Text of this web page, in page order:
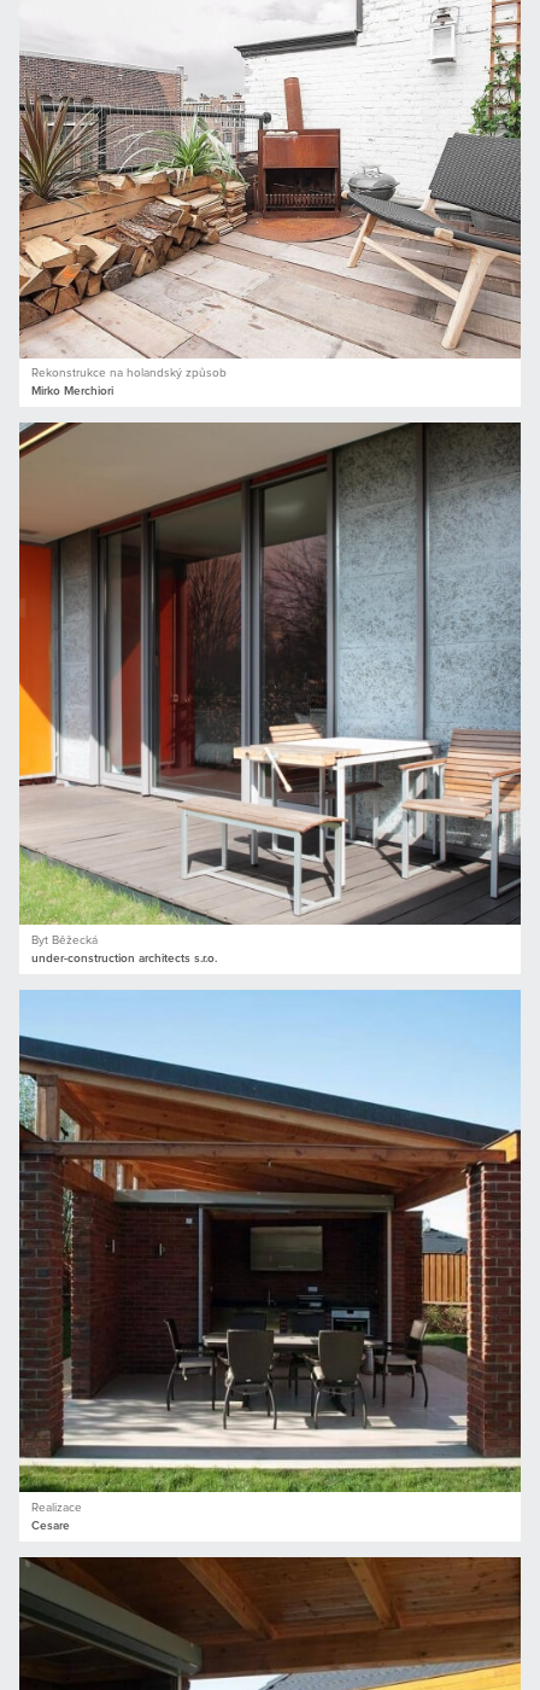
Rekonstrukce na holandský způsob
Mirko Merchiori
Byt Běžecká
under-construction architects s.r.o.
Realizace
Cesare